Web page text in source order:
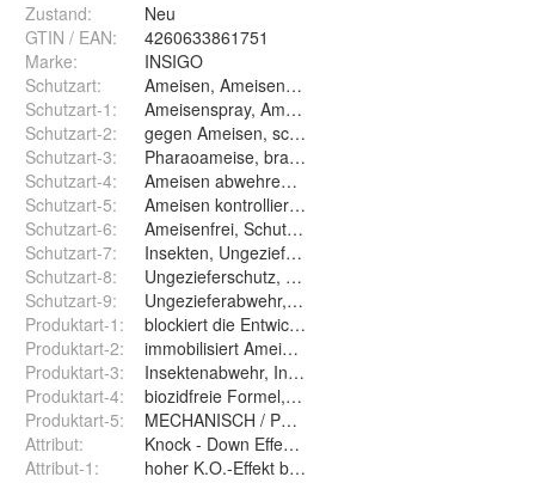
Zustand:
Neu
GTIN / EAN:
4260633861751
Marke:
INSIGO
Schutzart:
Ameisen, Ameisenstraßen, Ameisennest
Schutzart-1 :
Ameisenspray, Ameisenmittel, Ameisengift
Schutzart-2:
gegen Ameisen, schwarze Wegameise
Schutzart-3:
Pharaoameise, braune Holzameise, Drüsenameise
Schutzart-4:
Ameisen abwehren, vertreiben, fernhalten
Schutzart-5:
Ameisen kontrollieren, Ameisen bekämpfen
Schutzart-6:
Ameisenfrei, Schutz vor Ameisenbefall
Schutzart-7:
Insekten, Ungeziefer, Schadinsekten
Schutzart-8:
Ungezieferschutz, Insekten Abwehr Spray
Schutzart-9:
Ungezieferabwehr, Ungezieferschutz
Produktart-1 :
blockiert die Entwicklung der Ameiseneier, Larven
Produktart-2:
immobilisiert Ameisen, Ameisenbekämpfung
Produktart-3:
Insektenabwehr, Insektenschutz
Produktart-4:
biozidfreie Formel, auf Wasserbasis
Produktart-5:
MECHANISCH / PHYSIKALISCHES
Attribut:
Knock - Down Effekt, KO-Wirkung,
Attribut-1 :
hoher K.O.-Effekt bei Ameisen